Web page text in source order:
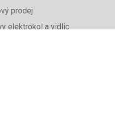
prodej
elektrokol a vidlic